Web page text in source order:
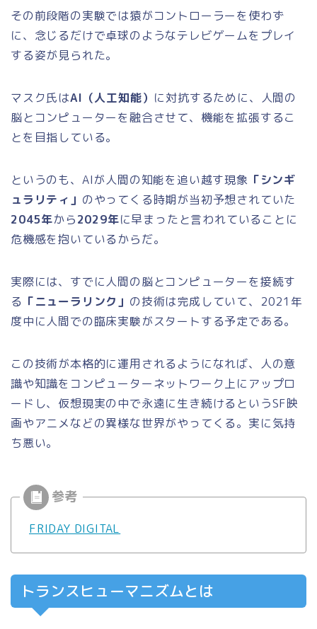
その前段階の実験では猿がコントローラーを使わず
に、念じるだけで卓球のようなテレビゲームをプレイ
する姿が見られた。
マスク氏はAI（人工知能） に対抗するために、人間の
脳とコンピューターを融合させて、機能を拡張するこ
とを目指している。
というのも、AIが人間の知能を追い越す現象 「シンギ
ュラリティ」 のやってくる時期が当初予想されていた
2045年から2029年に早まったと言われていることに
危機感を抱いているからだ。
実際には、すでに人間の脳とコンピューターを接続す
る 「ニューラリンク」 の技術は完成していて、2021年
度中に人間での臨床実験がスタートする予定である。
この技術が本格的に運用されるようになれば、人の意
識や知識をコンピューターネットワーク上にアップロ
ードし、仮想現実の中で永遠に生き続けるというSF映
画やアニメなどの異様な世界がやってくる。実に気持
ち悪い。
FRIDAY DIGITAL
トランスヒューマニズムとは